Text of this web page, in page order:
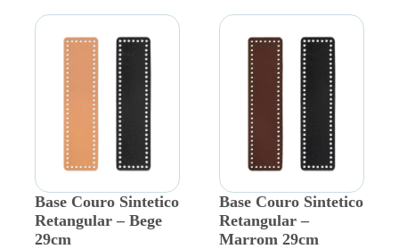
Base Couro Sintetico
Retangular – Bege
29cm
Base Couro Sintetico
Retangular –
Marrom 29cm